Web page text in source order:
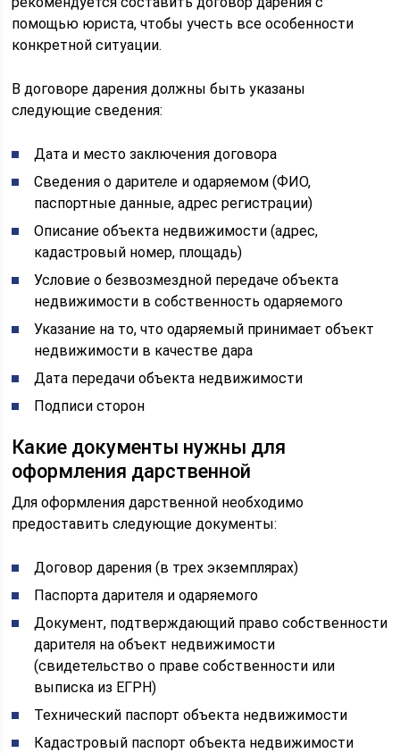
помощью юриста, чтобы учесть все особенности
конкретной ситуации.
В договоре дарения должны быть указаны
следующие сведения:
Дата и место заключения договора
Сведения о дарителе и одаряемом (ФИО,
паспортные данные, адрес регистрации)
Описание объекта недвижимости (адрес,
кадастровый номер, площадь)
Условие о безвозмездной передаче объекта
недвижимости в собственность одаряемого
Указание на то, что одаряемый принимает объект
недвижимости в качестве дара
Дата передачи объекта недвижимости
Подписи сторон
Какие документы нужны для
оформления дарственной
Для оформления дарственной необходимо
предоставить следующие документы:
Договор дарения (в трех экземплярах)
Паспорта дарителя и одаряемого
Документ, подтверждающий право собственности
дарителя на объект недвижимости
(свидетельство о праве собственности или
выписка из ЕГРН)
Технический паспорт объекта недвижимости
Кадастровый паспорт объекта недвижимости